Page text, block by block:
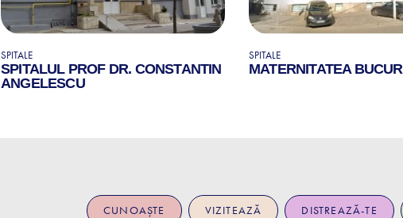
SPITALE
SPITALUL PROF DR. CONSTANTIN
ANGELESCU
SPITALE
MATERNITATEA BUCUR
CUNOAȘTE VIZITEAZĂ DISTREAZĂ-TE